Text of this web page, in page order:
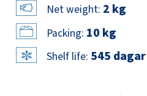
Net weight: 2 kg
Packing: 10 kg
Shelf life: 545 dagar